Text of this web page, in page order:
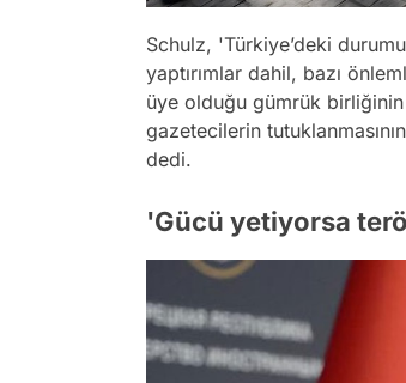
Schulz, 'Türkiye’deki
yaptırımlar dahil, bazı
üye olduğu gümrük
gazetecilerin
dedi.
'Gücü yetiyorsa